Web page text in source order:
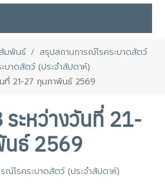
สัมพันธ์
สรุปสถานการณ์โรคระบาดสัตว์
บาดสัตว์ (ประจำสัปดาห์)
ที่ 21-27 กุมภาพันธ์ 2569
ะหว่างวันที่ 21-
ธ์ 2569
ณ์โรคระบาดสัตว์ (ประจำสัปดาห์)